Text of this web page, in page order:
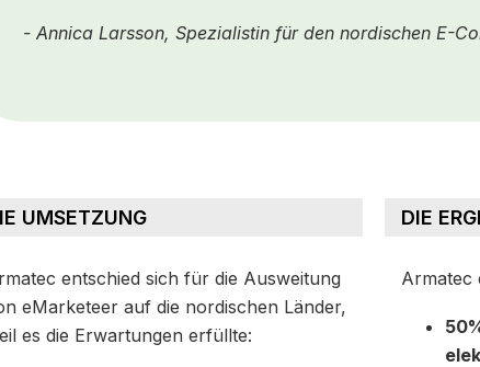
- Annica Larsson, Spezialistin für den nordischen E-
UMSETZUNG
entschied sich für die Ausweitung
eMarketeer auf die nordischen Länder,
es die Erwartungen erfüllte:
DIE
Armatec